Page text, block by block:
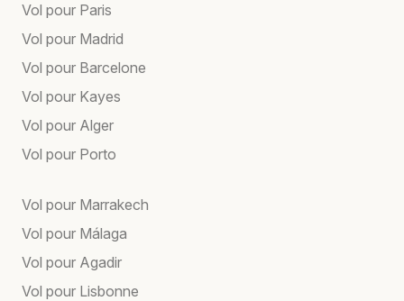
Vol pour Paris
Vol pour Madrid
Vol pour Barcelone
Vol pour Kayes
Vol pour Alger
Vol pour Porto
Vol pour Marrakech
Vol pour Málaga
Vol pour Agadir
Vol pour Lisbonne